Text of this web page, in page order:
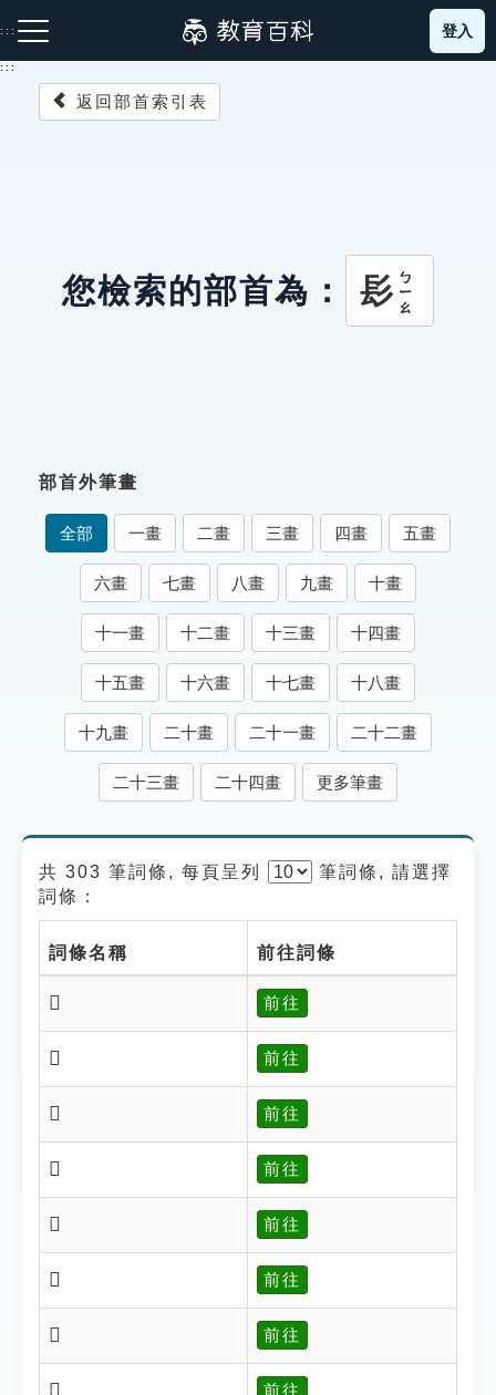
到
主
:::
索引選單
知識索引
單字索引
生命大百科索引
遊戲專區
教學應用
登入
:::
返回部首索引表
您檢索的部首為： 髟ㄅㄧㄠ
部首外筆畫
全部 一畫 二畫 三畫 四畫 五畫
六畫 七畫 八畫 九畫 十畫
十一畫 十二畫 十三畫 十四畫
十五畫 十六畫 十七畫 十八畫
十九畫 二十畫 二十一畫 二十二畫
二十三畫 二十四畫 更多筆畫
共 303 筆詞條, 每頁呈列 筆詞條, 請選擇
詞條：
詞條名稱 前往詞條
𩭈 前往
𩭉 前往
𩭊 前往
𩭋 前往
𩭌 前往
𩭍 前往
𩭎 前往
𩭏 前往